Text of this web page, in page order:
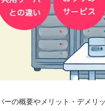
ーの概要やメリット・デメリ